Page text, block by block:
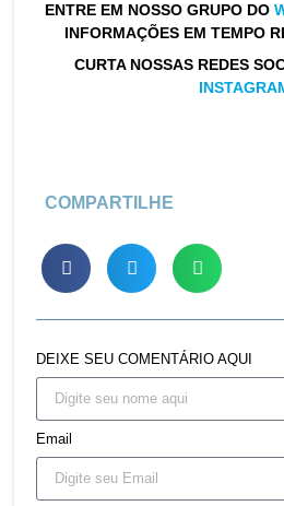
ENTRE EM NOSSO GRUPO DO
INFORMAÇÕES EM TEMPO
CURTA NOSSAS REDES
COMPARTILHE
DEIXE SEU COMENTÁRIO AQUI
Email